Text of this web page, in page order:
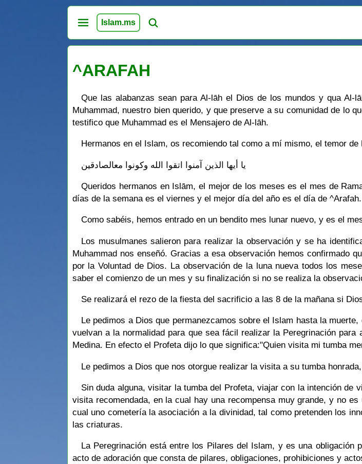
Islam.ms
^ARAFAH
Que las alabanzas sean para Al-lāh el Dios de los mundos y qua
Muhammad, nuestro bien querido, y que preserve a su comunidad de lo
testifico que Muhammad es el Mensajero de Al-lāh.
Hermanos en el Islam, os recomiendo tal como a mí mismo, el temor
يا أيها الذين آمنوا اتقوا الله وكونوا معالصادقين
Queridos hermanos en Islām, el mejor de los meses es el mes de
días de la semana es el viernes y el mejor día del año es el día de ^Arafah.
Como sabéis, hemos entrado en un bendito mes lunar nuevo, y es el
Los musulmanes salieron para realizar la observación y se ha
Muhammad nos enseñó. Gracias a esa observación hemos confirmado
por la Voluntad de Dios. La observación de la luna nueva todos los
saber el comienzo de un mes y su finalización si no se realiza la
Se realizará el rezo de la fiesta del sacrificio a las 8 de la mañana si
Le pedimos a Dios que permanezcamos sobre el Islam hasta la
vuelvan a la normalidad para que sea fácil realizar la Peregrinación
Medina. En efecto el Profeta dijo lo que significa:"Quien visita mi tumba
Le pedimos a Dios que nos otorgue realizar la visita a su tumba
Sin duda alguna, visitar la tumba del Profeta, viajar con la intención
visita recomendada, en la cual hay una recompensa muy grande, y no
cual uno cometería la asociación a la divinidad, tal como pretenden los
las criaturas.
La Peregrinación está entre los Pilares del Islam, y es una obligación
acto de adoración que consta de pilares, obligaciones, prohibiciones y